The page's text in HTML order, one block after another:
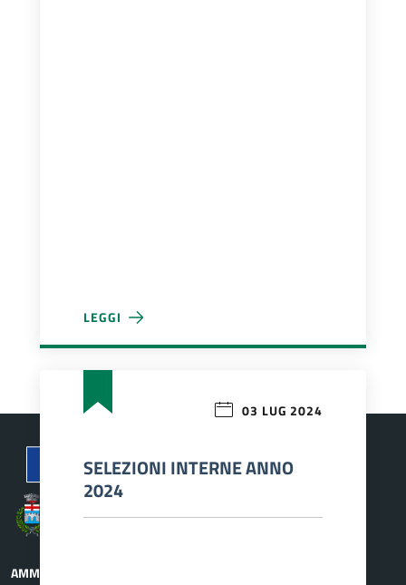
LEGGI
AVVISO PUBBLICO DI MOBILITÀ VOLONTARIA EX
03 LUG 2024
SELEZIONI INTERNE ANNO
2024
Comune di Carcare
AMMINISTRAZIONE